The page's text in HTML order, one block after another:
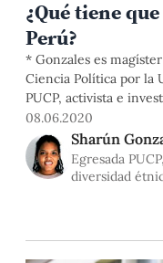
¿Qué tiene
Perú?
* Gonzales es
Ciencia Política por la
PUCP, activista e
étnico-racial e
camino hacia la
comenzaban a reabrir,
frecuencia en las
08.06.2020
Sharún
Egresada
diversidad